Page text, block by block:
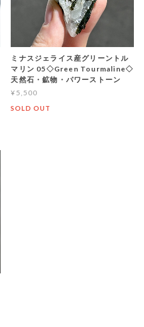
ミナスジェライス産グリーントル
マリン 05◇Green Tourmaline◇
天然石・鉱物・パワーストーン
¥5,500
SOLD OUT